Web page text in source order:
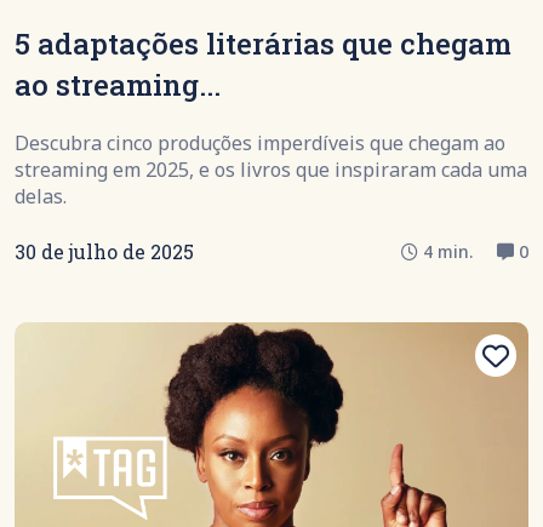
5 adaptações literárias que chegam
ao streaming...
Descubra cinco produções imperdíveis que chegam ao
streaming em 2025, e os livros que inspiraram cada uma
delas.
30 de julho de 2025 4 min. 0